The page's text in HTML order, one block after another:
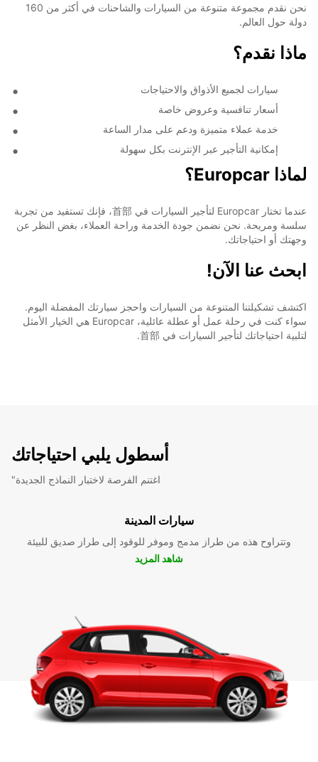
نحن نقدم مجموعة متنوعة من السيارات والشاحنات في أكثر من 160
دولة حول العالم.
ماذا نقدم؟
سيارات لجميع الأذواق والاحتياجات
أسعار تنافسية وعروض خاصة
خدمة عملاء متميزة ودعم على مدار الساعة
إمكانية التأجير عبر الإنترنت بكل سهولة
لماذا Europcar؟
عندما تختار Europcar لتأجير السيارات في 首部، فإنك تستفيد من تجربة
سلسة ومريحة. نحن نضمن جودة الخدمة وراحة العملاء، بغض النظر عن
وجهتك أو احتياجاتك.
ابحث عنا الآن!
اكتشف تشكيلتنا المتنوعة من السيارات واحجز سيارتك المفضلة اليوم.
سواء كنت في رحلة عمل أو عطلة عائلية، Europcar هي الخيار الأمثل
لتلبية احتياجاتك لتأجير السيارات في 首部.
أسطول يلبي احتياجاتك
"اغتنم الفرصة لاختبار النماذج الجديدة
سيارات المدينة
وتتراوح هذه من طراز مدمج وموفر للوقود إلى طراز صديق للبيئة
شاهد المزيد